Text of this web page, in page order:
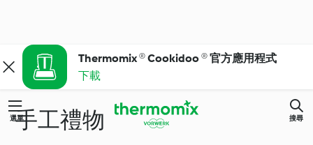
Thermomix ® Cookidoo ® 官方應用程式
下載
選單 搜尋
手工禮物